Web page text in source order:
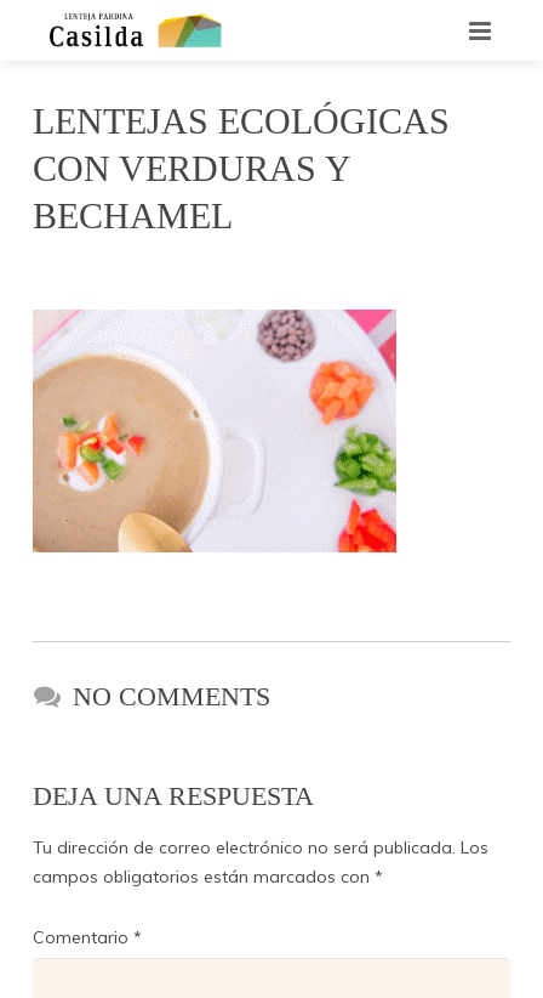
LA LENTEJA CASILDA
DÓNDE ENCONTRARNOS
CONTACTO
NOTICIAS
LENTEJAS ECOLÓGICAS
CON VERDURAS Y
BECHAMEL
NO COMMENTS
DEJA UNA RESPUESTA
Tu dirección de correo electrónico no será publicada. Los
campos obligatorios están marcados con *
Comentario *